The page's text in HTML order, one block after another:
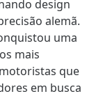
design
alemã.
uma
mais
que
em busca